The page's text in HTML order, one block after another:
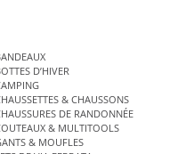
D’HIVER
& CHAUSSONS
DE RANDONNÉE
& MULTITOOLS
& MOUFLES